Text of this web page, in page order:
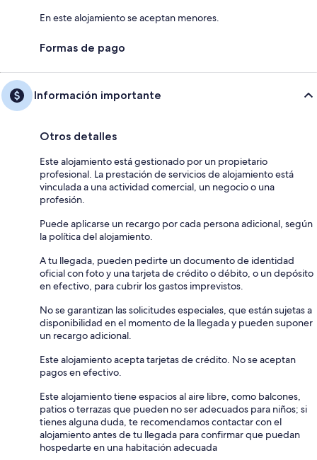
En este alojamiento se aceptan menores.
Formas de pago
Información importante
Otros detalles
Este alojamiento está gestionado por un propietario
profesional. La prestación de servicios de alojamiento está
vinculada a una actividad comercial, un negocio o una
profesión.
Puede aplicarse un recargo por cada persona adicional, según
la política del alojamiento.
A tu llegada, pueden pedirte un documento de identidad
oficial con foto y una tarjeta de crédito o débito, o un depósito
en efectivo, para cubrir los gastos imprevistos.
No se garantizan las solicitudes especiales, que están sujetas a
disponibilidad en el momento de la llegada y pueden suponer
un recargo adicional.
Este alojamiento acepta tarjetas de crédito. No se aceptan
pagos en efectivo.
Este alojamiento tiene espacios al aire libre, como balcones,
patios o terrazas que pueden no ser adecuados para niños; si
tienes alguna duda, te recomendamos contactar con el
alojamiento antes de tu llegada para confirmar que puedan
hospedarte en una habitación adecuada